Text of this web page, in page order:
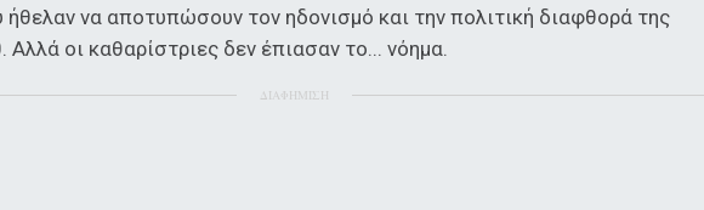
ήθελαν να αποτυπώσουν τον ηδονισμό και την πολιτική διαφθορά της
Αλλά οι καθαρίστριες δεν έπιασαν το... νόημα.
ΔΙΑΦΗΜΙΣΗ